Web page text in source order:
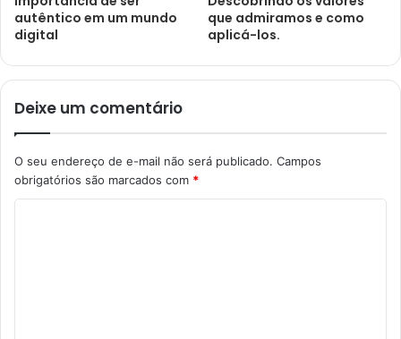
autêntico em um mundo
digital
que admiramos e como
aplicá-los.
Deixe um comentário
O seu endereço de e-mail não será publicado. Campos
obrigatórios são marcados com *